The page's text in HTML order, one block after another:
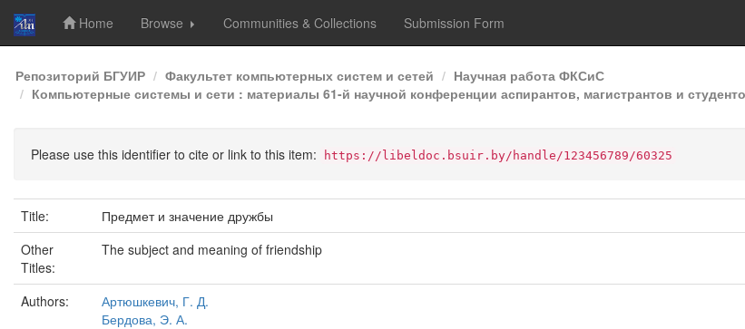
Skip
navigation
Home Browse Communities & Collections Submission Form
Репозиторий БГУИР Факультет компьютерных систем и сетей
Научная работа ФКСиС
Компьютерные системы и сети : материалы 61-й научной конференции аспирантов, магистрантов и
Please use this identifier to cite or link to this item: https://libeldoc.bsuir.by/handle/123456789/60325
Title:
Предмет и значение дружбы
Other
Titles:
The subject and meaning of friendship
Authors:
Артюшкевич, Г. Д.
Бердова, Э. А.